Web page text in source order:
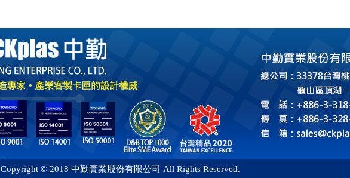
Copyright © 2018 中勤實業股份有限公司 All Rights Reserved.